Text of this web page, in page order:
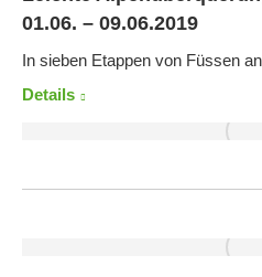
01.06. – 09.06.2019
In sieben Etappen von Füssen
Details